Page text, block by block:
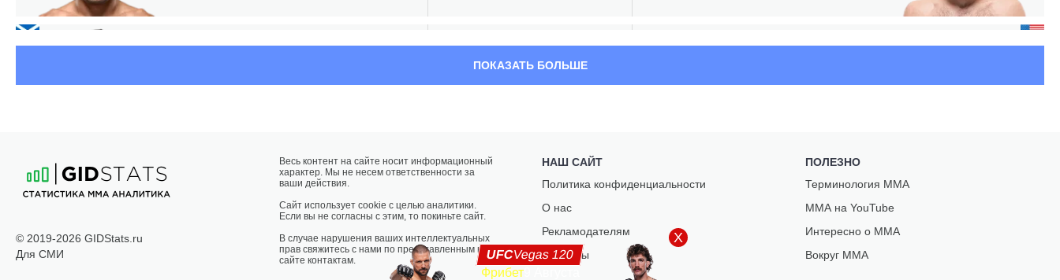
ДРЮ
29-15- 0 1 НЗ
04:20 МСК
ЛЕГКИЙ ВЕС
РИДДЕЛЛ
ЭРИК ДАРРЕН
ПОКАЗАТЬ БОЛЬШЕ
© 2019-2026 GIDStats.ru
Для СМИ
Весь контент на сайте носит информационный
характер. Мы не несем ответственности за
ваши действия.
Сайт использует cookie с целью аналитики.
Если вы не согласны с этим, то покиньте сайт.
В случае нарушения ваших интеллектуальных
прав свяжитесь с нами по представленным на
сайте контактам.
НАШ САЙТ
Политика конфиденциальности
О нас
Рекламодателям
Контакты
ПОЛЕЗНО
Терминология ММА
ММА на YouTube
Интересно о ММА
Вокруг ММА
UFCVegas 120
9 Августа
Фрибет
X